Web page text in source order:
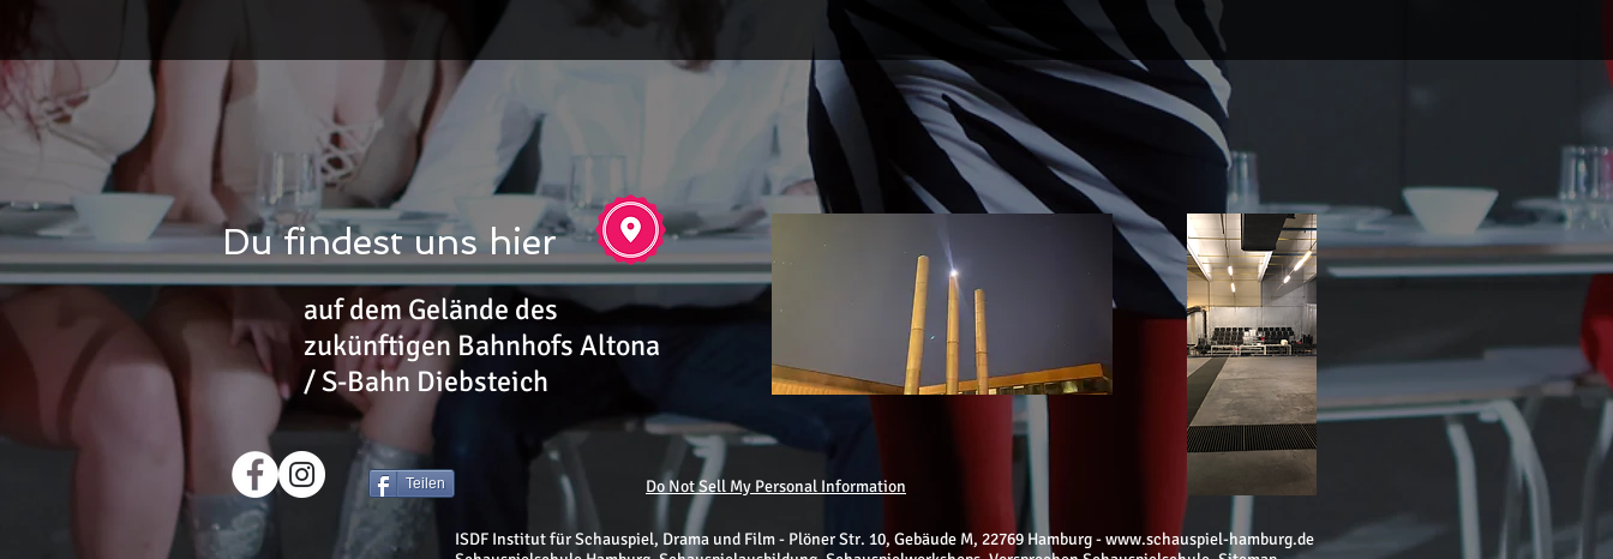
auf dem Gelände des
zukünftigen Bahnhofs Altona
/ S-Bahn Diebsteich
Du findest uns hier
Teilen Do Not Sell My Personal Information
ISDF Institut für Schauspiel, Drama und Film - Plöner Str. 10, Gebäude M, 22769 Hamburg -www.schauspiel-hamburg.de